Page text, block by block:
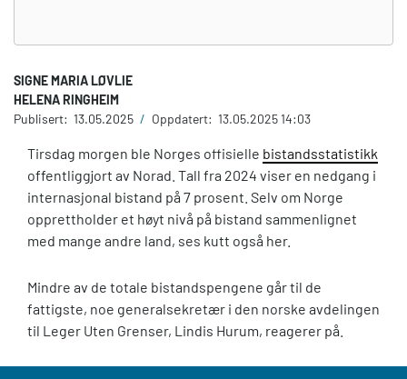
SIGNE MARIA LØVLIE
HELENA RINGHEIM
Publisert: 13.05.2025 / Oppdatert: 13.05.2025 14:03
Tirsdag morgen ble Norges offisielle bistandsstatistikk
offentliggjort av Norad. Tall fra 2024 viser en nedgang i
internasjonal bistand på 7 prosent. Selv om Norge
opprettholder et høyt nivå på bistand sammenlignet
med mange andre land, ses kutt også her.
Mindre av de totale bistandspengene går til de
fattigste, noe generalsekretær i den norske avdelingen
til Leger Uten Grenser, Lindis Hurum, reagerer på.